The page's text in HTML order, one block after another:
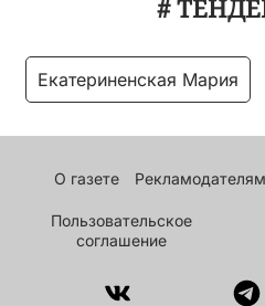
#
Екатериненская Мария
О газете Рекламодателям
Пользовательское
соглашение